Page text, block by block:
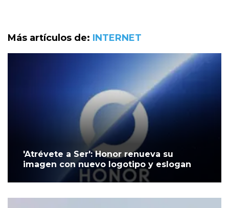
Más artículos de: INTERNET
'Atrévete a Ser': Honor renueva su
imagen con nuevo logotipo y eslogan